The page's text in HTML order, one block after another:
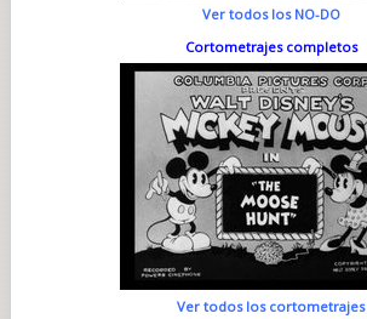
Ver todos los NO-DO
Cortometrajes completos
Ver todos los cortometrajes